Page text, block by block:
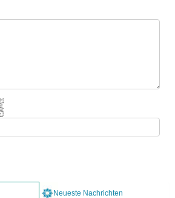
Neueste Nachrichten